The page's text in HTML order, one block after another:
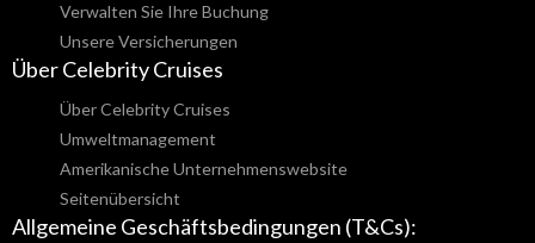
Verwalten Sie Ihre Buchung
Unsere Versicherungen
Über Celebrity Cruises
Über Celebrity Cruises
Umweltmanagement
Amerikanische Unternehmenswebsite
Seitenübersicht
Allgemeine Geschäftsbedingungen (T&Cs):